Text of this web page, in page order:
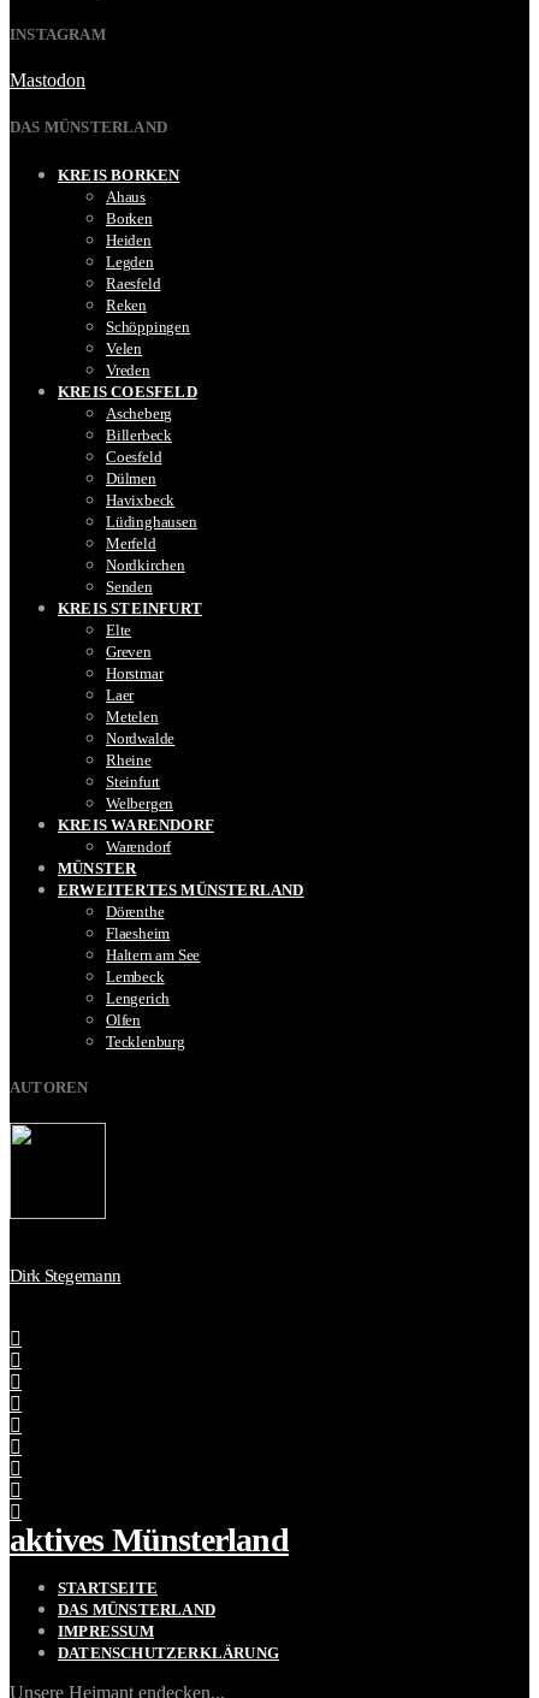
INSTAGRAM
Mastodon
DAS MÜNSTERLAND
KREIS BORKEN
Ahaus
Borken
Heiden
Legden
Raesfeld
Reken
Schöppingen
Velen
Vreden
KREIS COESFELD
Ascheberg
Billerbeck
Coesfeld
Dülmen
Havixbeck
Lüdinghausen
Merfeld
Nordkirchen
Senden
KREIS STEINFURT
Elte
Greven
Horstmar
Laer
Metelen
Nordwalde
Rheine
Steinfurt
Welbergen
KREIS WARENDORF
Warendorf
MÜNSTER
ERWEITERTES MÜNSTERLAND
Dörenthe
Flaesheim
Haltern am See
Lembeck
Lengerich
Olfen
Tecklenburg
AUTOREN
Dirk Stegemann
aktives Münsterland
STARTSEITE
DAS MÜNSTERLAND
IMPRESSUM
DATENSCHUTZERKLÄRUNG
Unsere Heimant endecken...